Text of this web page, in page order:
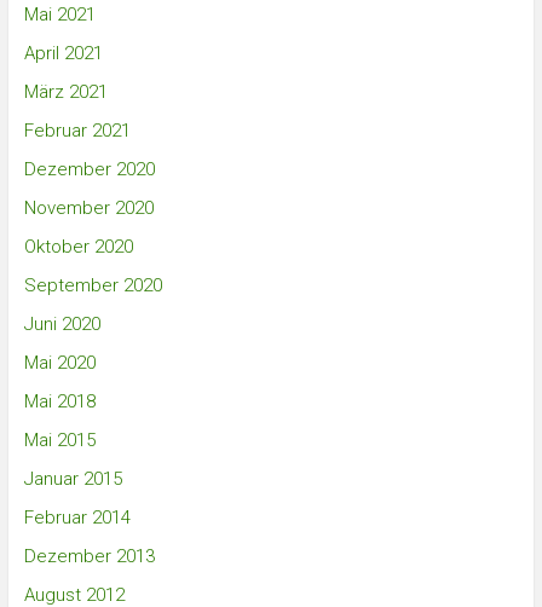
Mai 2021
April 2021
März 2021
Februar 2021
Dezember 2020
November 2020
Oktober 2020
September 2020
Juni 2020
Mai 2020
Mai 2018
Mai 2015
Januar 2015
Februar 2014
Dezember 2013
August 2012